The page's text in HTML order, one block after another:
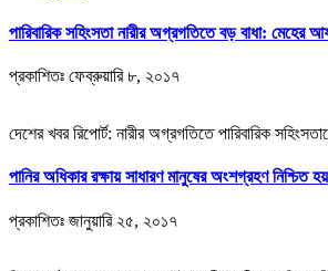
পারিবারিক সহিংসতা নারীর অগ্রগতিতে বড় বাধা: মেহের
প্রকাশিতঃ ফেব্রুয়ারি ৮, ২০১৭
দেশের খবর রিপোর্ট: নারীর অগ্রগতিতে পারিবারিক
পানির অধিকার রক্ষায় সাধারণ মানুষের অংশগ্রহণ নিশ্চিত
প্রকাশিতঃ জানুয়ারি ২৫, ২০১৭